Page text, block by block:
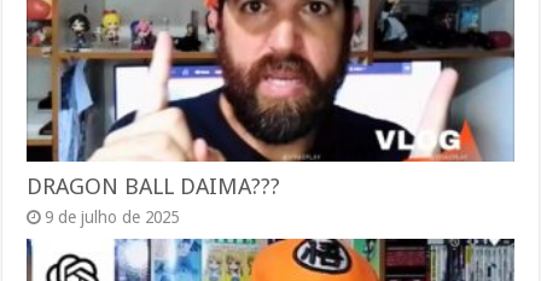
DRAGON BALL DAIMA???
9 de julho de 2025